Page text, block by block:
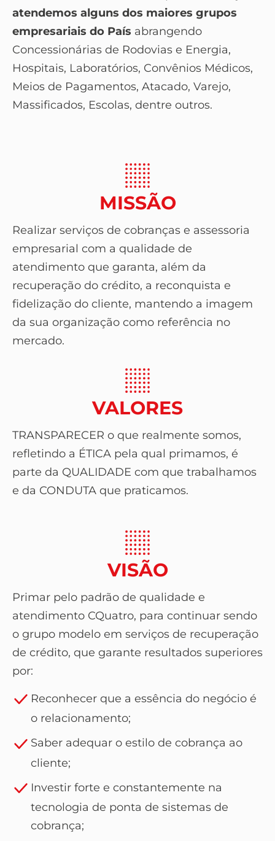
atendemos alguns dos maiores grupos
empresariais do País abrangendo
Concessionárias de Rodovias e Energia,
Hospitais, Laboratórios, Convênios Médicos,
Meios de Pagamentos, Atacado, Varejo,
Massificados, Escolas, dentre outros.
MISSÃO
Realizar serviços de cobranças e assessoria
empresarial com a qualidade de
atendimento que garanta, além da
recuperação do crédito, a reconquista e
fidelização do cliente, mantendo a imagem
da sua organização como referência no
mercado.
VALORES
TRANSPARECER o que realmente somos,
refletindo a ÉTICA pela qual primamos, é
parte da QUALIDADE com que trabalhamos
e da CONDUTA que praticamos.
VISÃO
Primar pelo padrão de qualidade e
atendimento CQuatro, para continuar sendo
o grupo modelo em serviços de recuperação
de crédito, que garante resultados superiores
por:
Reconhecer que a essência do negócio é
o relacionamento;
Saber adequar o estilo de cobrança ao
cliente;
Investir forte e constantemente na
tecnologia de ponta de sistemas de
cobrança;